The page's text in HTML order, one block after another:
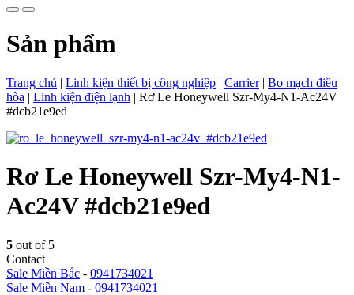
Sản phẩm
Trang chủ | Linh kiện thiết bị công nghiệp | Carrier| Bo mạch điều
hòa | Linh kiện điện lạnh | Rơ Le Honeywell Szr-My4-N1-Ac24V
#dcb21e9ed
Rơ Le Honeywell Szr-My4-N1-
Ac24V #dcb21e9ed
5 out of 5
Contact
Sale Miền Bắc - 0941734021
Sale Miền Nam - 0941734021